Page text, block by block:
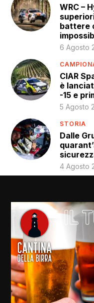
WRC –
battere
6 Agosto
CIAR
è
-15 e
5 Agosto
STORIA
Dalle
4 Agosto